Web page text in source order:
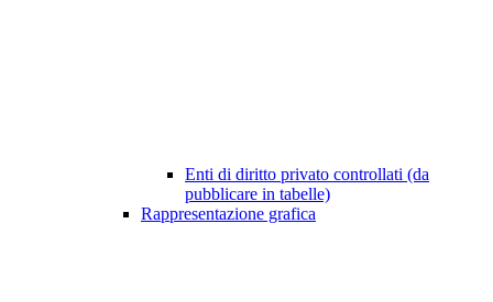
Enti di diritto privato controllati (da
pubblicare in tabelle)
Rappresentazione grafica